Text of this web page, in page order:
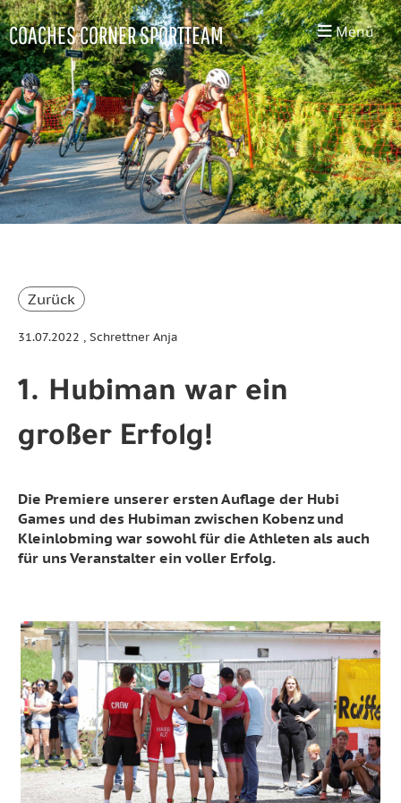
COACHES CORNER SPORTTEAM Menü
Zurück
31.07.2022 , Schrettner Anja
1. Hubiman war ein
großer Erfolg!
Die Premiere unserer ersten Auflage der Hubi
Games und des Hubiman zwischen Kobenz und
Kleinlobming war sowohl für die Athleten als auch
für uns Veranstalter ein voller Erfolg.